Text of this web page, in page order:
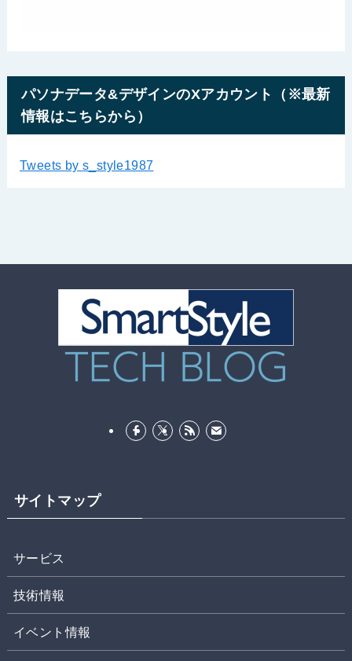
パソナデータ&デザインのXアカウント（※最新
情報はこちらから）
Tweets by s_style1987
サイトマップ
サービス
技術情報
イベント情報